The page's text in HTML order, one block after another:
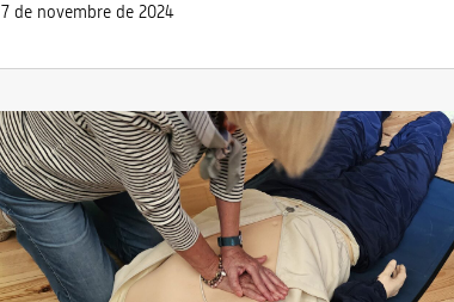
7 de novembre de 2024